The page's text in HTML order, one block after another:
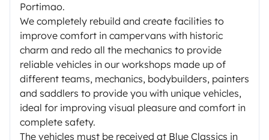
Portimao.
We completely rebuild and create facilities to
improve comfort in campervans with historic
charm and redo all the mechanics to provide
reliable vehicles in our workshops made up of
different teams, mechanics, bodybuilders, painters
and saddlers to provide you with unique vehicles,
ideal for improving visual pleasure and comfort in
complete safety.
The vehicles must be received at Blue Classics in